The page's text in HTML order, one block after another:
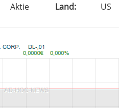
Aktie Land: US